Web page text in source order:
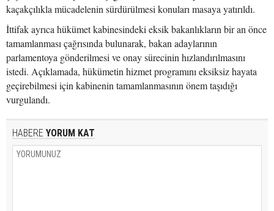
kaçakçılıkla mücadelenin sürdürülmesi konuları masaya yatırıldı.
İttifak ayrıca hükümet kabinesindeki eksik bakanlıkların bir an önce
tamamlanması çağrısında bulunarak, bakan adaylarının
parlamentoya gönderilmesi ve onay sürecinin hızlandırılmasını
istedi. Açıklamada, hükümetin hizmet programını eksiksiz hayata
geçirebilmesi için kabinenin tamamlanmasının önem taşıdığı
vurgulandı.
HABERE YORUM KAT